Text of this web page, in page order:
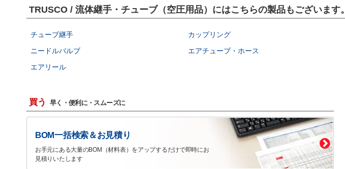
TRUSCO / 流体継手・チューブ（空圧用品）にはこちらの製品もございます。
チューブ継手 カップリング
ニードルバルブ
エアチューブ・ホース
エアリール
買う 早く・便利に・スムーズに
BOM一括検索＆お見積り
お手元にある大量のBOM（材料表）をアップするだけで即時にお
見積りいたします